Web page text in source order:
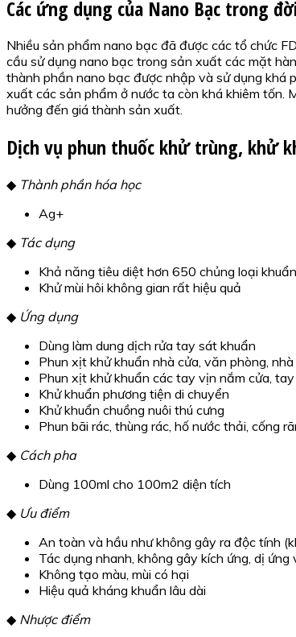
Các ứng dụng của Nano Bạc trong
Nhiều sản phẩm nano bạc đã được các tổ chức
cầu sử dụng nano bạc trong sản xuất các mặt
thành phần nano bạc được nhập và sử dụng khá
xuất các sản phẩm ở nước ta còn khá khiêm tốn.
hưởng đến giá thành sản xuất.
Dịch vụ phun thuốc khử trùng, khử
◆ Thành phần hóa học
Ag+
◆ Tác dụng
Khả năng tiêu diệt hơn 650 chủng loại
Khử mùi hôi không gian rất hiệu quả
◆ Ứng dụng
Dùng làm dung dịch rửa tay sát khuẩn
Phun xịt khử khuẩn nhà cửa, văn phòng,
Phun xịt khử khuẩn các tay vịn nắm cửa,
Khử khuẩn phương tiện di chuyển
Khử khuẩn chuồng nuôi thú cưng
Phun bãi rác, thùng rác, hố nước thải, cống
◆ Cách pha
Dùng 100ml cho 100m2 diện tích
◆ Ưu điểm
An toàn và hầu như không gây ra độc tính
Tác dụng nhanh, không gây kích ứng, dị
Không tạo màu, mùi có hại
Hiệu quả kháng khuẩn lâu dài
◆ Nhược điểm